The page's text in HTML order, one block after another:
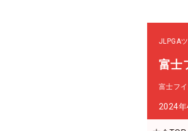
JLPGA
富士
富士フ
2024